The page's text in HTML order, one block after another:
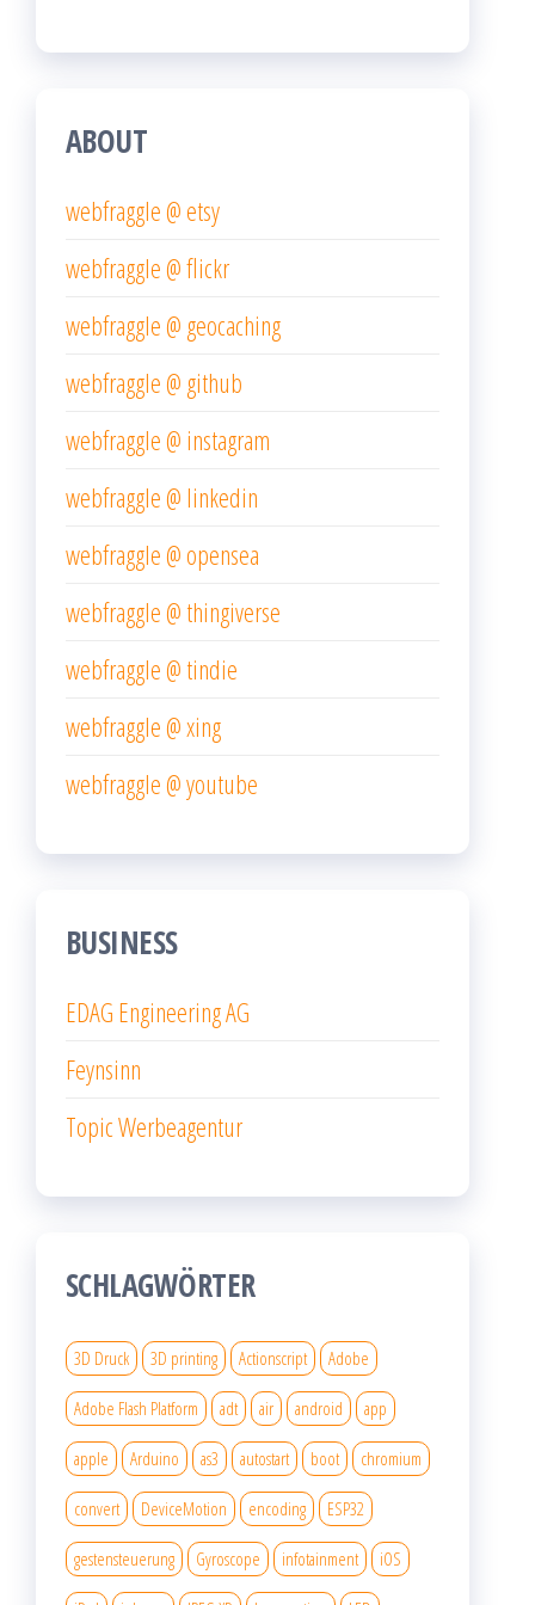
ABOUT
webfraggle @ etsy
webfraggle @ flickr
webfraggle @ geocaching
webfraggle @ github
webfraggle @ instagram
webfraggle @ linkedin
webfraggle @ opensea
webfraggle @ thingiverse
webfraggle @ tindie
webfraggle @ xing
webfraggle @ youtube
BUSINESS
EDAG Engineering AG
Feynsinn
Topic Werbeagentur
SCHLAGWÖRTER
3D Druck 3D printing Actionscript Adobe
Adobe Flash Platform adt air android app
apple Arduino as3 autostart boot chromium
convert DeviceMotion encoding ESP32
gestensteuerung Gyroscope infotainment iOS